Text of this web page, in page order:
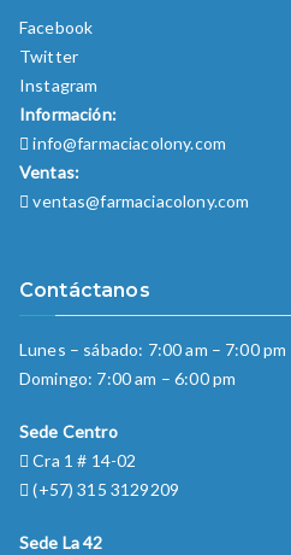
Facebook
Twitter
Instagram
Información:
info@farmaciacolony.com
Ventas:
ventas@farmaciacolony.com
Contáctanos
Lunes – sábado: 7:00 am – 7:00 pm
Domingo: 7:00 am – 6:00 pm
Sede Centro
Cra 1 # 14-02
(+57) 315 3129209
Sede La 42